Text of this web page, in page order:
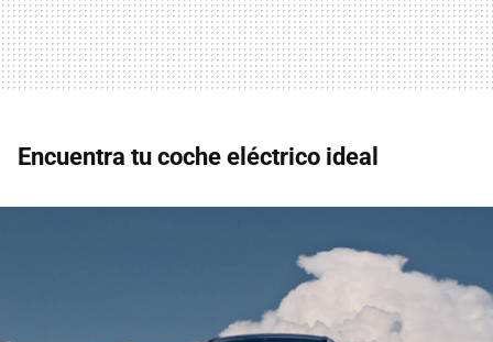
Encuentra tu coche eléctrico ideal